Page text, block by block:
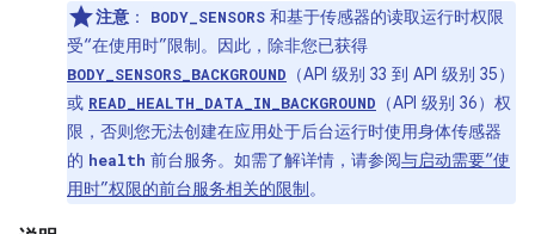
注意 ： BODY_SENSORS 和基于传感器的读取运行时权限
受“在使用时”限制。因此，除非您已获得
BODY_SENSORS_BACKGROUND
（API 级别 33 到 API 级别 35）
或 READ_HEALTH_DATA_IN_BACKGROUND
（API 级别 36）权
限，否则您无法创建在应用处于后台运行时使用身体传感器
的 health 前台服务。如需了解详情，请参阅与启动需要“使
用时”权限的前台服务相关的限制。